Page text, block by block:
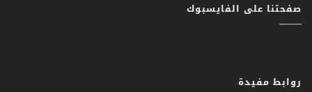
صفحتنا على الفايسبوك
روابط مفيدة